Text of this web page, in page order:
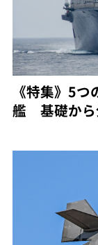
《特集》5
艦 基礎から